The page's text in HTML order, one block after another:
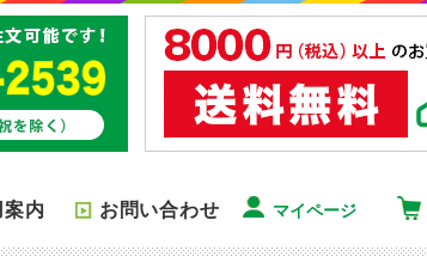
マイページ
案内 お問い合わせ